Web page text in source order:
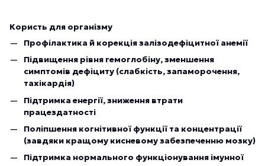
Користь для організму
Профілактика й корекція залізодефіцитної анемії
Підвищення рівня гемоглобіну, зменшення
симптомів дефіциту (слабкість, запаморочення,
тахікардія)
Підтримка енергії, зниження втрати
працездатності
Поліпшення когнітивної функції та концентрації
(завдяки кращому кисневому забезпеченню мозку)
Підтримка нормального функціонування імунної